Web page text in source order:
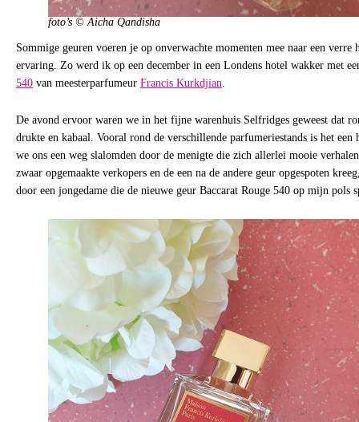
foto’s © Aicha Qandisha
Sommige geuren voeren je op onverwachte momenten mee naar een verre
ervaring. Zo werd ik op een december in een Londens hotel wakker met
540 van meesterparfumeur Francis Kurkdjian
De avond ervoor waren we in het fijne warenhuis Selfridges geweest dat
drukte en kabaal. Vooral rond de verschillende parfumeriestands is het een
we ons een weg slalomden door de menigte die zich allerlei mooie
zwaar opgemaakte verkopers en de een na de andere geur opgespoten
door een jongedame die de nieuwe geur Baccarat Rouge 540 op mijn pols